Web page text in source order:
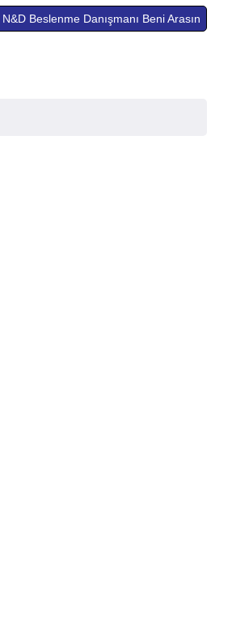
N&D Beslenme Danışmanı Beni Arasın